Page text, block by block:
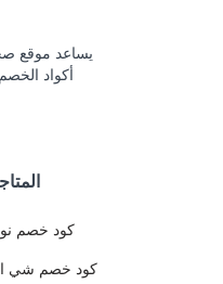
يساعد موقع
أكواد
كود خصم
كود خصم شي